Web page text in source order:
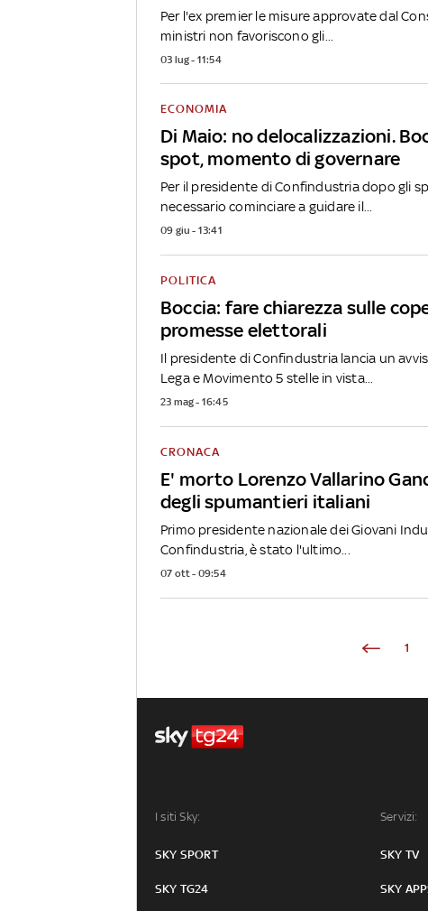
Per l'ex premier le misure approvate dal
ministri non favoriscono gli...
03 lug - 11:54
Di Maio: no delocalizzazioni.
spot, momento di governare
ECONOMIA
Per il presidente di Confindustria dopo gli
necessario cominciare a guidare il...
09 giu - 13:41
Boccia: fare chiarezza sulle
promesse elettorali
POLITICA
Il presidente di Confindustria lancia un
Lega e Movimento 5 stelle in vista...
23 mag - 16:45
E' morto Lorenzo Vallarino
degli spumantieri italiani
CRONACA
Primo presidente nazionale dei Giovani
Confindustria, è stato l'ultimo...
07 ott - 09:54
1
I siti Sky:
SKY SPORT
SKY TG24
Servizi:
SKY TV
SKY